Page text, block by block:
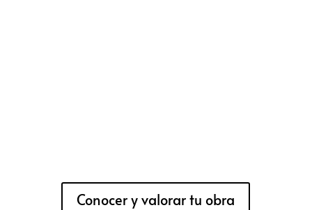
Conocer y valorar tu obra